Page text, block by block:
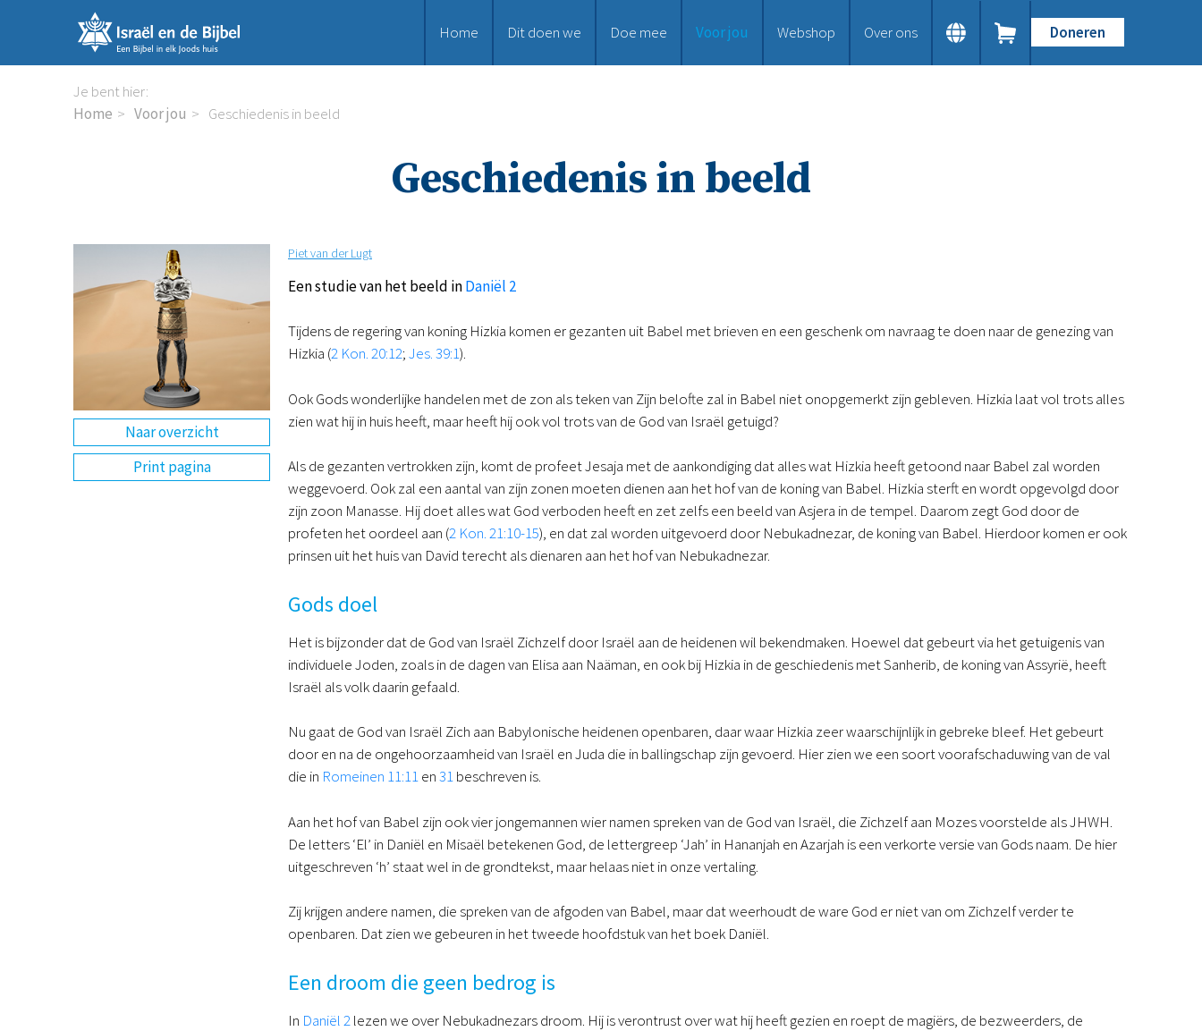
Home Dit doen we Doe mee Voor jou Webshop Over ons Doneren
Je bent hier:
Home
Voor jou Geschiedenis in beeld
Geschiedenis in beeld
Naar overzicht
Print pagina
Piet van der Lugt
Een studie van het beeld inDaniël 2
Tijdens de regering van koning Hizkia komen er gezanten uit Babel met brieven en een geschenk om navraag te doen naar de genezing van
Hizkia (2 Kon. 20:12;Jes. 39:1).
Ook Gods wonderlijke handelen met de zon als teken van Zijn belofte zal in Babel niet onopgemerkt zijn gebleven. Hizkia laat vol trots alles
zien wat hij in huis heeft, maar heeft hij ook vol trots van de God van Israël getuigd?
Als de gezanten vertrokken zijn, komt de profeet Jesaja met de aankondiging dat alles wat Hizkia heeft getoond naar Babel zal worden
weggevoerd. Ook zal een aantal van zijn zonen moeten dienen aan het hof van de koning van Babel. Hizkia sterft en wordt opgevolgd door
zijn zoon Manasse. Hij doet alles wat God verboden heeft en zet zelfs een beeld van Asjera in de tempel. Daarom zegt God door de
profeten het oordeel aan (2 Kon. 21:10-15), en dat zal worden uitgevoerd door Nebukadnezar, de koning van Babel. Hierdoor komen er ook
prinsen uit het huis van David terecht als dienaren aan het hof van Nebukadnezar.
Gods doel
Het is bijzonder dat de God van Israël Zichzelf door Israël aan de heidenen wil bekendmaken. Hoewel dat gebeurt via het getuigenis van
individuele Joden, zoals in de dagen van Elisa aan Naäman, en ook bij Hizkia in de geschiedenis met Sanherib, de koning van Assyrië, heeft
Israël als volk daarin gefaald.
Nu gaat de God van Israël Zich aan Babylonische heidenen openbaren, daar waar Hizkia zeer waarschijnlijk in gebreke bleef. Het gebeurt
door en na de ongehoorzaamheid van Israël en Juda die in ballingschap zijn gevoerd. Hier zien we een soort voorafschaduwing van de val
die in Romeinen 11:11en31beschreven is.
Aan het hof van Babel zijn ook vier jongemannen wier namen spreken van de God van Israël, die Zichzelf aan Mozes voorstelde als JHWH.
De letters ‘El’ in Daniël en Misaël betekenen God, de lettergreep ‘Jah’ in Hananjah en Azarjah is een verkorte versie van Gods naam. De hier
uitgeschreven ‘h’ staat wel in de grondtekst, maar helaas niet in onze vertaling.
Zij krijgen andere namen, die spreken van de afgoden van Babel, maar dat weerhoudt de ware God er niet van om Zichzelf verder te
openbaren. Dat zien we gebeuren in het tweede hoofdstuk van het boek Daniël.
Een droom die geen bedrog is
In Daniël 2lezen we over Nebukadnezars droom. Hij is verontrust over wat hij heeft gezien en roept de magiërs, de bezweerders, de
Schenkingen en legaten
Kennisbank
Digitale nieuwsbrief
Agenda
Kinderwerk
Jongerenwerk
Geschiedenis
Actueel
Contact
Doneren